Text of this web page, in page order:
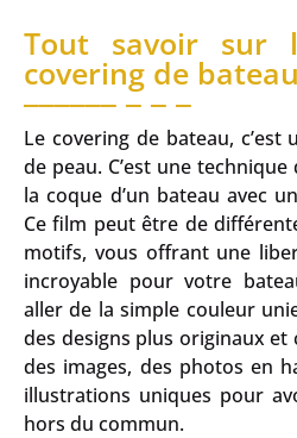
Tout savoir sur
covering de bateau
Le covering de bateau,
de peau. C’est une
la coque d’un bateau avec
Ce film peut être de
motifs, vous offrant une
incroyable pour votre
aller de la simple couleur
des designs plus originaux et
des images, des photos en
illustrations uniques pour
hors du commun.